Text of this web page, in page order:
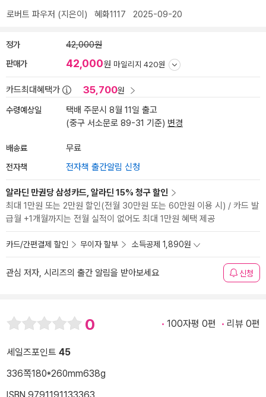
로버트 파우저 (지은이) 혜화1117 2025-09-20
정가 42,000원
판매가 42,000원 마일리지 420원
카드최대혜택가 35,700원
수령예상일
택배 주문시 8월 11일 출고
(중구 서소문로 89-31 기준) 변경
배송료 무료
전자책 전자책 출간알림 신청
알라딘 만권당 삼성카드, 알라딘 15% 청구 할인
최대 1만원 또는 2만원 할인(전월 30만원 또는 60만원 이용 시) / 카드 발
급월 +1개월까지는 전월 실적이 없어도 최대 1만원 혜택 제공
카드/간편결제 할인 무이자 할부 소득공제 1,890원
관심 저자, 시리즈의 출간 알림을 받아보세요 신청
0 100자평 0편 리뷰 0편
세일즈포인트 45
336쪽180*260mm638g